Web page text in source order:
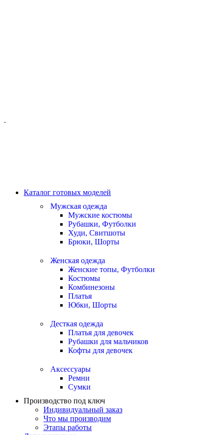
.
Каталог готовых моделей
Мужская одежда
Мужские костюмы
Рубашки, Футболки
Худи, Свитшоты
Брюки, Шорты
Женская одежда
Женские топы, Футболки
Костюмы
Комбинезоны
Платья
Юбки, Шорты
Десткая одежда
Платья для девочек
Рубашки для мальчиков
Кофты для девочек
Аксессуары
Ремни
Сумки
Производство под ключ
Индивидуальный заказ
Что мы производим
Этапы работы